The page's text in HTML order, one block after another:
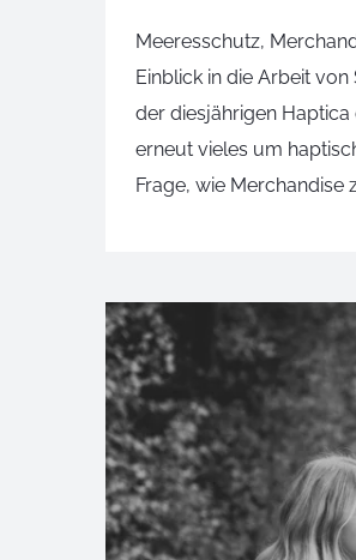
Meeresschutz,
Einblick in die Arbeit
der diesjährigen Haptica
erneut vieles um
Frage, wie Merchandise